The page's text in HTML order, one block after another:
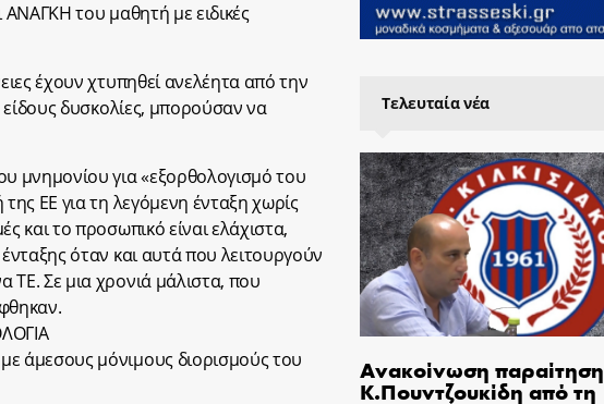
ΑΝΑΓΚΗ του μαθητή με ειδικές
έχουν χτυπηθεί ανελέητα από την
είδους δυσκολίες, μπορούσαν να
μνημονίου για «εξορθολογισμό του
ΕΕ για τη λεγόμενη ένταξη χωρίς
και το προσωπικό είναι ελάχιστα,
όταν και αυτά που λειτουργούν
ΤΕ. Σε μια χρονιά μάλιστα, που
άμεσους μόνιμους διορισμούς του
Τελευταία νέα
Ανακοίνωση
Κ.Πουντζουκίδη από τη